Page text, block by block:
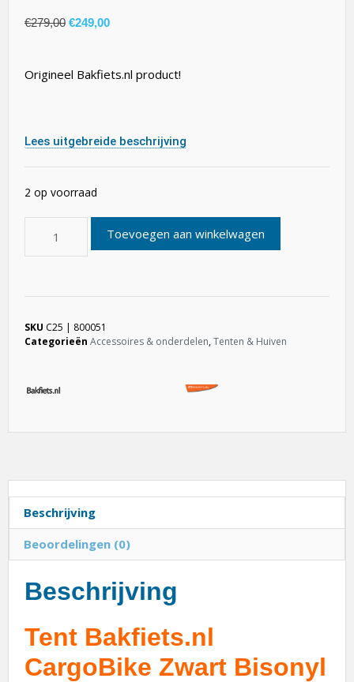
€279,00 €249,00
Origineel Bakfiets.nl product!
Lees uitgebreide beschrijving
2 op voorraad
Toevoegen aan winkelwagen
SKU C25 | 800051
Categorieën Accessoires & onderdelen,Tenten & Huiven
Beschrijving
Beoordelingen (0)
Beschrijving
Tent Bakfiets.nl
CargoBike Zwart Bisonyl